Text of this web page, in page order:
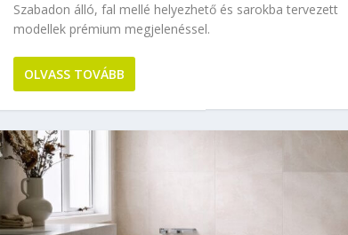
ÁLLÓ KÁDAK
PROBLÉMÁS
Szabadon álló, fal mellé helyezhető és sarokba tervezett
modellek prémium megjelenéssel.
OLVASS TOVÁBB